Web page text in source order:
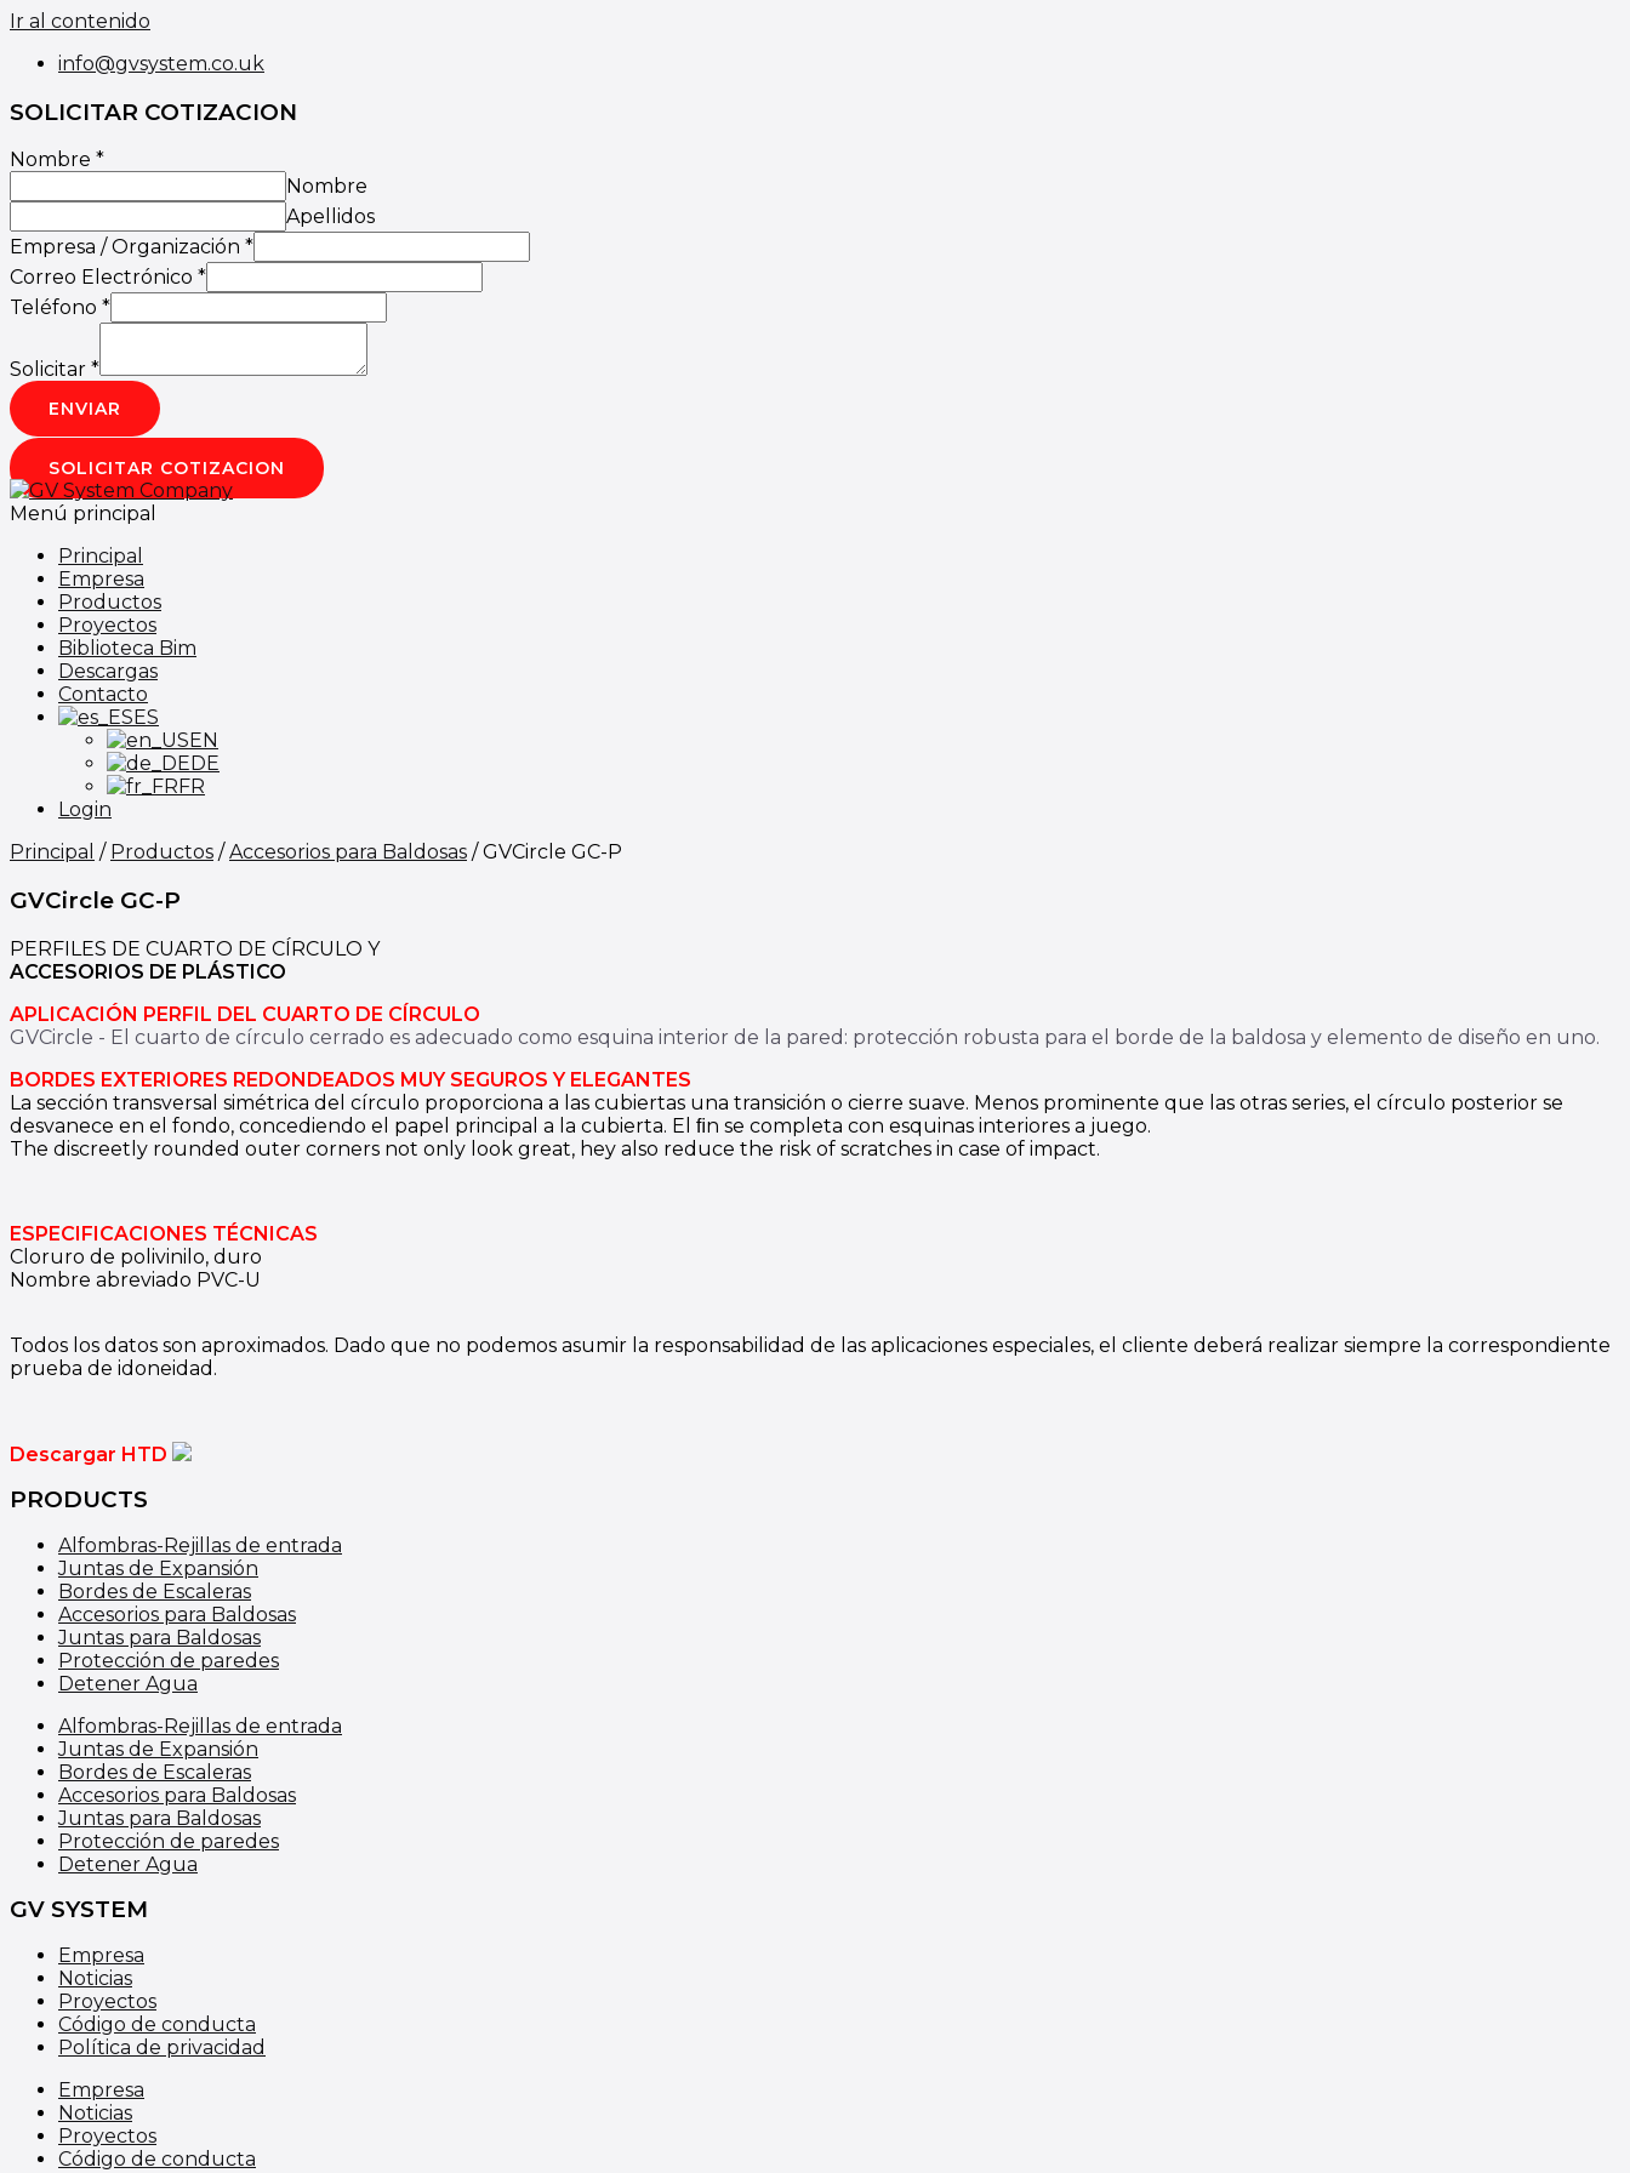
Ir al contenido
info@gvsystem.co.uk
SOLICITAR COTIZACION
Nombre *
Nombre
Apellidos
Empresa / Organización *
Correo Electrónico *
Teléfono *
Solicitar *
ENVIAR
SOLICITAR COTIZACION
Menú principal
Principal
Empresa
Productos
Proyectos
Biblioteca Bim
Descargas
Contacto
ES
EN
DE
FR
Login
Principal / Productos /Accesorios para Baldosas /GVCircle GC-P
GVCircle GC-P
PERFILES DE CUARTO DE CÍRCULO Y
ACCESORIOS DE PLÁSTICO
APLICACIÓN PERFIL DEL CUARTO DE CÍRCULO
GVCircle - El cuarto de círculo cerrado es adecuado como esquina interior de la pared: protección robusta para el borde de la baldosa y elemento de diseño en uno.
BORDES EXTERIORES REDONDEADOS MUY SEGUROS Y ELEGANTES
La sección transversal simétrica del círculo proporciona a las cubiertas una transición o cierre suave. Menos prominente que las otras series, el círculo posterior se
desvanece en el fondo, concediendo el papel principal a la cubierta. El ﬁn se completa con esquinas interiores a juego.
The discreetly rounded outer corners not only look great, hey also reduce the risk of scratches in case of impact.
ESPECIFICACIONES TÉCNICAS
Cloruro de polivinilo, duro
Nombre abreviado PVC-U
Todos los datos son aproximados. Dado que no podemos asumir la responsabilidad de las aplicaciones especiales, el cliente deberá realizar siempre la correspondiente
prueba de idoneidad.
Descargar HTD
PRODUCTS
Alfombras-Rejillas de entrada
Juntas de Expansión
Bordes de Escaleras
Accesorios para Baldosas
Juntas para Baldosas
Protección de paredes
Detener Agua
Alfombras-Rejillas de entrada
Juntas de Expansión
Bordes de Escaleras
Accesorios para Baldosas
Juntas para Baldosas
Protección de paredes
Detener Agua
GV SYSTEM
Empresa
Noticias
Proyectos
Código de conducta
Política de privacidad
Empresa
Noticias
Proyectos
Código de conducta